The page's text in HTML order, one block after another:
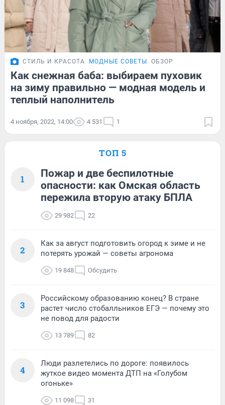
СТИЛЬ И КРАСОТА МОДНЫЕ СОВЕТЫ ОБЗОР
Как снежная баба: выбираем пуховик
на зиму правильно — модная модель и
теплый наполнитель
4 ноября, 2022, 14:00 4 531 1
ТОП 5
1
Пожар и две беспилотные
опасности: как Омская область
пережила вторую атаку БПЛА
29 982 22
2
Как за август подготовить огород к зиме и не
потерять урожай — советы агронома
19 848 Обсудить
3
Российскому образованию конец? В стране
растет число стобалльников ЕГЭ — почему это
не повод для радости
13 789 82
4
Люди разлетелись по дороге: появилось
жуткое видео момента ДТП на «Голубом
огоньке»
11 098 31